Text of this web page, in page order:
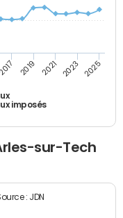
imposés
2019 2021 2023 2025
sur-Tech
: JDN